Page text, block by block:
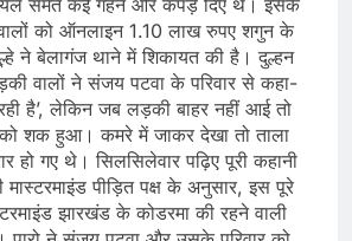
समेत कई गहने और कपड़े दिए थे। इसके
को ऑनलाइन 1.10 लाख रुपए शगुन के
ने बेलागंज थाने में शिकायत की है। दुल्हन
वालों ने संजय पटवा के परिवार से कहा-
है’, लेकिन जब लड़की बाहर नहीं आई तो
को शक हुआ। कमरे में जाकर देखा तो ताला
हो गए थे। सिलसिलेवार पढ़िए पूरी कहानी
मास्टरमाइंड पीड़ित पक्ष के अनुसार, इस पूरे
झारखंड के कोडरमा की रहने वाली